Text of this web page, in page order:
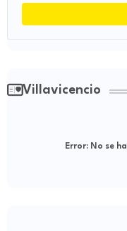
Villavicencio
Error:No se